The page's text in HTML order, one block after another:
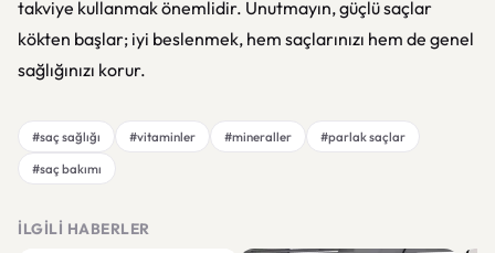
takviye kullanmak önemlidir. Unutmayın, güçlü saçlar
kökten başlar; iyi beslenmek, hem saçlarınızı hem de genel
sağlığınızı korur.
#saç sağlığı #vitaminler #mineraller
#parlak saçlar
#saç bakımı
İLGILI HABERLER